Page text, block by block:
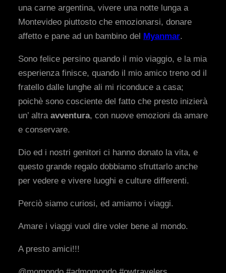
una carne argentina, vivere una notte lunga a
Montevideo piuttosto che emozionarsi, donare
affetto e pane ad un bambino del Myanmar.
Sono felice persino quando il mio viaggio, e la mia
esperienza finisce, quando il mio amico treno od il
fratello dalle lunghe ali mi riconduce a casa;
poichè sono cosciente del fatto che presto inizierà
un’ altra avventura, con nuove emozioni da amare
e conservare.
Dio ed i nostri genitori ci hanno donato la vita, e
questo grande regalo dobbiamo sfruttarlo anche
per vedere e vivere luoghi e culture differenti.
Perciò siamo curiosi, ed amiamo i viaggi.
Amare i viaggi vuol dire voler bene al mondo.
A presto amici!!!